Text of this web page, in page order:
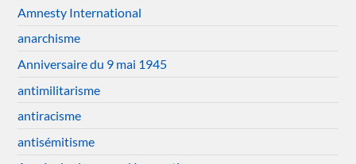
Amnesty International
anarchisme
Anniversaire du 9 mai 1945
antimilitarisme
antiracisme
antisémitisme